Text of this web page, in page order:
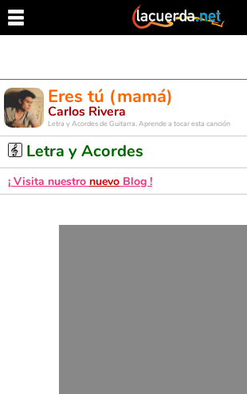
Eres tú (mamá)
Carlos Rivera
Letra y Acordes de Guitarra. Aprende a tocar esta canción
Letra y Acordes
¡ Visita nuestro nuevo Blog !